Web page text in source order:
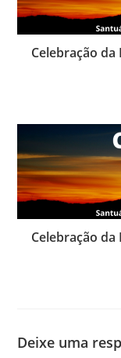
Celebração da
Celebração da
Deixe uma